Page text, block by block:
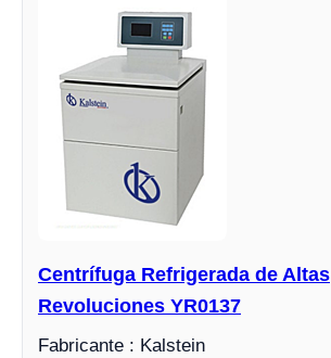
Centrífuga Refrigerada de Altas
Revoluciones YR0137
Fabricante : Kalstein